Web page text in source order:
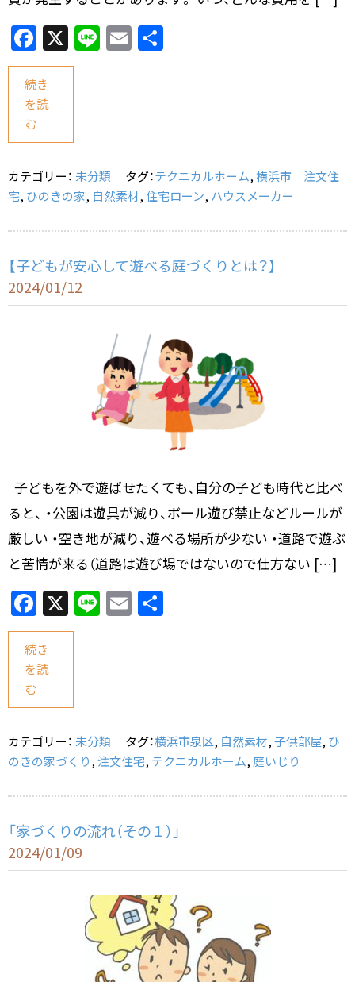
F
a
c
e
b
o
o
X Li
n
E
m
続き
を読
む
カテゴリー： 未分類 タグ：テクニカルホーム,横浜市 注文住
宅, ひのきの家, 自然素材,住宅ローン, ハウスメーカー
【子どもが安心して遊べる庭づくりとは？】
2024/01/12
子どもを外で遊ばせたくても、自分の子ども時代と比べ
ると、 ・公園は遊具が減り、ボール遊び禁止などルールが
厳しい ・空き地が減り、遊べる場所が少ない ・道路で遊ぶ
と苦情が来る（道路は遊び場ではないので仕方ない […]
F
a
c
e
b
o
o
X Li
n
E
m
続き
を読
む
カテゴリー： 未分類 タグ：横浜市泉区, 自然素材,子供部屋, ひ
のきの家づくり,注文住宅, テクニカルホーム,庭いじり
「家づくりの流れ（その１）」
2024/01/09